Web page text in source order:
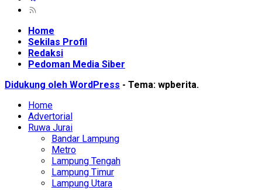
Home
Sekilas Profil
Redaksi
Pedoman Media Siber
Didukung oleh WordPress - Tema: wpberita.
Home
Advertorial
Ruwa Jurai
Bandar Lampung
Metro
Lampung Tengah
Lampung Timur
Lampung Utara